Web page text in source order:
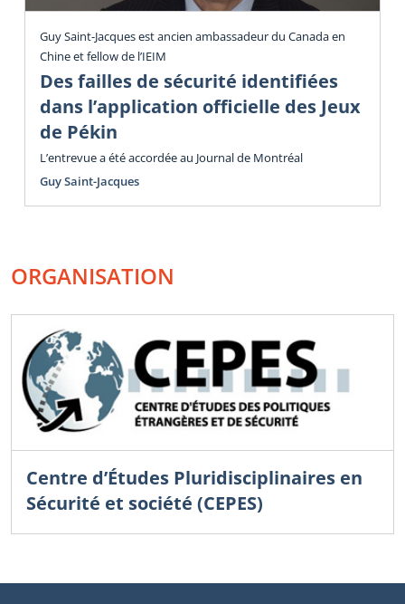
Guy Saint-Jacques est ancien ambassadeur du Canada en
Chine et fellow de l’IEIM
Des failles de sécurité identifiées
dans l’application officielle des Jeux
de Pékin
L’entrevue a été accordée au Journal de Montréal
Guy Saint-Jacques
ORGANISATION
Centre d’Études Pluridisciplinaires en
Sécurité et société (CEPES)